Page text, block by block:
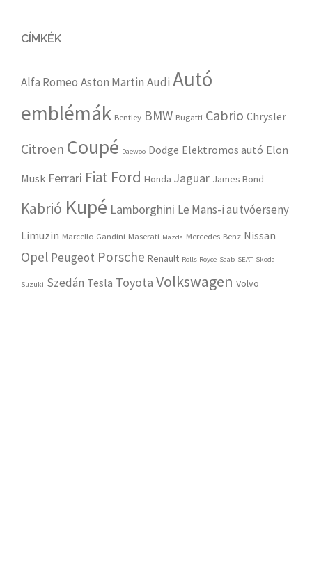
CÍMKÉK
Alfa Romeo Aston Martin Audi Autó
emblémák Bentley BMW Bugatti Cabrio Chrysler
Citroen Coupé Daewoo Dodge Elektromos autó Elon
Musk Ferrari Fiat Ford Honda Jaguar James Bond
Kabrió Kupé Lamborghini Le Mans-i autvóerseny
Limuzin Marcello Gandini Maserati Mazda Mercedes-Benz Nissan
Opel Peugeot Porsche Renault Rolls-Royce Saab SEAT Skoda
Suzuki Szedán Tesla Toyota Volkswagen Volvo